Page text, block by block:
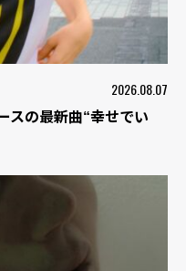
2026.08.07
スの最新曲“幸せでい